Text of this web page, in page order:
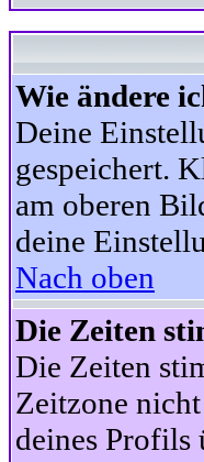
Wie ändere
Deine
gespeichert.
am oberen
deine
Nach oben
Die Zeiten
Die Zeiten
Zeitzone
deines Profils